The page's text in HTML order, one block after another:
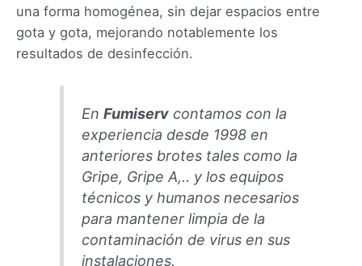
una forma homogénea, sin dejar espacios entre
gota y gota, mejorando notablemente los
resultados de desinfección.
En Fumiservcontamos con la
experiencia desde 1998 en
anteriores brotes tales como la
Gripe, Gripe A,.. y los equipos
técnicos y humanos necesarios
para mantener limpia de la
contaminación de virus en sus
instalaciones.